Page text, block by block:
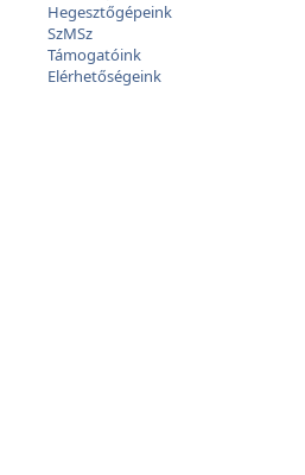
Hegesztőgépeink
SzMSz
Támogatóink
Elérhetőségeink